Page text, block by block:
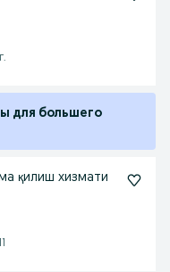
для большего
қилиш хизмати